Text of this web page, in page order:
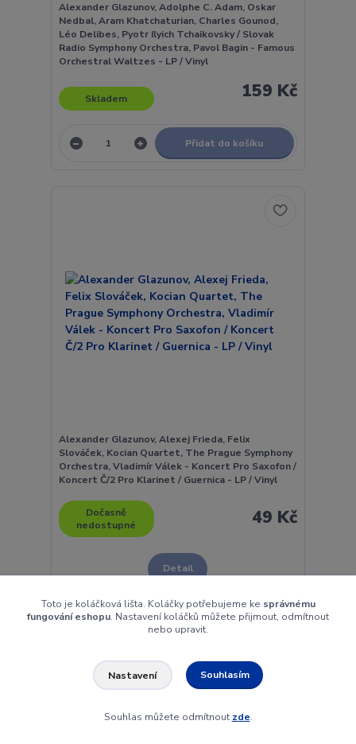
Alexander Glazunov, Adolphe C. Adam, Oskar
Nedbal, Aram Khatchaturian, Charles Gounod,
Léo Delibes, Pyotr Ilyich Tchaikovsky / Slovak
Radio Symphony Orchestra, Pavol Bagin - Famous
Orchestral Waltzes - LP / Vinyl
159 Kč
Skladem
Přidat do košíku
Alexander Glazunov, Alexej Frieda, Felix
Slováček, Kocian Quartet, The Prague Symphony
Orchestra, Vladimír Válek - Koncert Pro Saxofon /
Koncert Č/2 Pro Klarinet / Guernica - LP / Vinyl
49 Kč
Dočasně
nedostupné
Detail
Toto je koláčková lišta. Koláčky potřebujeme ke správnému
fungování eshopu. Nastavení koláčků můžete přijmout, odmítnout
nebo upravit.
Nastavení Souhlasím
Souhlas můžete odmítnout zde.